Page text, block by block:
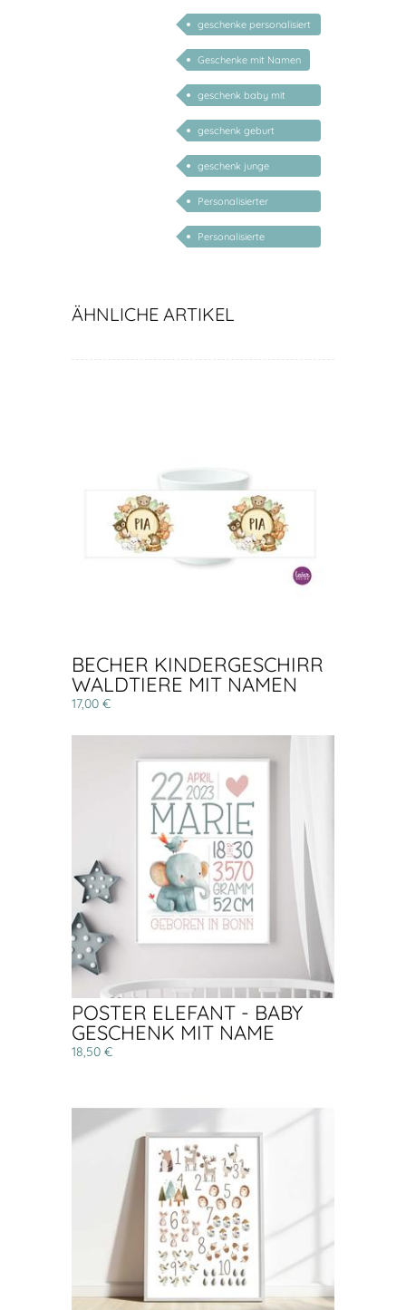
personalisierbar
geschenke personalisiert
kinder
Geschenke mit Namen
geschenk baby mit
namen
geschenk geburt
personalisiert
geschenk junge
mädchen
Personalisierter
Babyteller
Personalisierte
ÄHNLICHE ARTIKEL
BECHER KINDERGESCHIRR
WALDTIERE MIT NAMEN
17,00 €
POSTER ELEFANT - BABY
GESCHENK MIT NAME
18,50 €